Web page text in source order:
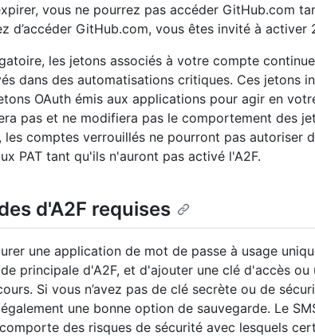
vous ne pourrez pas accéder GitHub.com
d’accéder GitHub.com, vous êtes invité à activer
les jetons associés à votre compte
dans des automatisations critiques. Ces jetons
OAuth émis aux applications pour agir en
pas et ne modifiera pas le comportement des
comptes verrouillés ne pourront pas autoriser
PAT tant qu'ils n'auront pas activé l'A2F.
d'A2F requises
une application de mot de passe à usage
principale d'A2F, et d'ajouter une clé d'accès ou
Si vous n’avez pas de clé secrète ou de
une bonne option de sauvegarde. Le
des risques de sécurité avec lesquels